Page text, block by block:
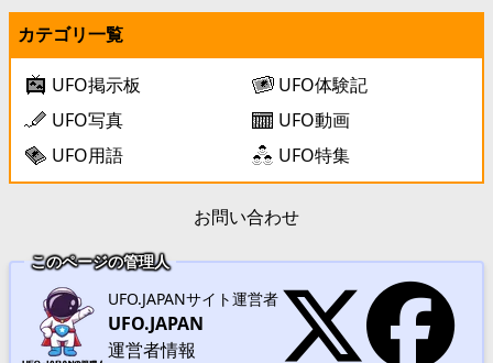
カテゴリ一覧
UFO掲示板
UFO体験記
UFO写真
UFO動画
UFO用語
UFO特集
お問い合わせ
このページの管理人
UFO.JAPANサイト運営者
UFO.JAPAN
運営者情報